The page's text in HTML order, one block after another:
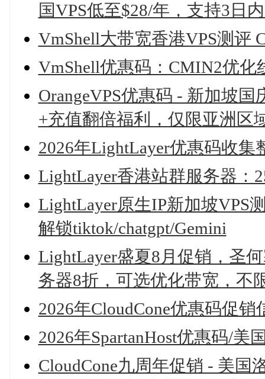
国VPS低至$28/年，支持3日
VmShell大带宽香港VPS测评
VmShell优惠码：CMIN2优化
OrangeVPS优惠码 - 新加坡
+充值翻倍福利，仅限亚洲区
2026年LightLayer优惠码收
LightLayer香港站群服务器：
LightLayer原生IP新加坡VPS
解锁tiktok/chatgpt/Gemini
LightLayer盛夏8月促销，圣
务器8折，可选优化带宽，不
2026年CloudCone优惠码促销
2026年SpartanHost优惠码/美
CloudCone九周年促销 - 美国